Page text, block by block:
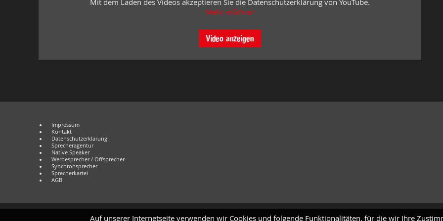
Mit dem Laden des Videos akzeptieren Sie die Datenschutzerklärung von YouTube.
Mehr erfahren
Video anzeigen
Impressum
Kontakt
Datenschutzerklärung
Sprecheragentur
Native Speaker
Werbesprecher / Offsprecher
Synchronsprecher
Sprecherkartei
AGB
Auf unserer Internetseite verwenden wir Cookies und folgende Funktionalitäten, für die wir Ihre